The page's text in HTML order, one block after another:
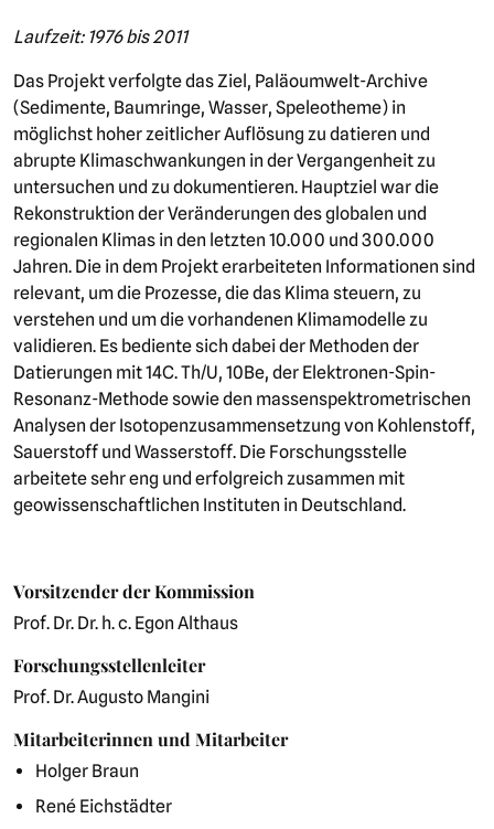
Laufzeit: 1976 bis 2011
Das Projekt verfolgte das Ziel, Paläoumwelt-Archive
(Sedimente, Baumringe, Wasser, Speleotheme) in
möglichst hoher zeitlicher Auflösung zu datieren und
abrupte Klimaschwankungen in der Vergangenheit zu
untersuchen und zu dokumentieren. Hauptziel war die
Rekonstruktion der Veränderungen des globalen und
regionalen Klimas in den letzten 10.000 und 300.000
Jahren. Die in dem Projekt erarbeiteten Informationen sind
relevant, um die Prozesse, die das Klima steuern, zu
verstehen und um die vorhandenen Klimamodelle zu
validieren. Es bediente sich dabei der Methoden der
Datierungen mit 14C. Th/U, 10Be, der Elektronen-Spin-
Resonanz-Methode sowie den massenspektrometrischen
Analysen der Isotopenzusammensetzung von Kohlenstoff,
Sauerstoff und Wasserstoff. Die Forschungsstelle
arbeitete sehr eng und erfolgreich zusammen mit
geowissenschaftlichen Instituten in Deutschland.
Vorsitzender der Kommission
Prof. Dr. Dr. h. c. Egon Althaus
Forschungsstellenleiter
Prof. Dr. Augusto Mangini
Mitarbeiterinnen und Mitarbeiter
Holger Braun
René Eichstädter